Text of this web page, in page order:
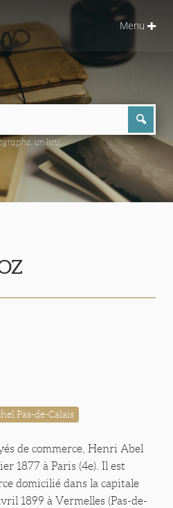
Menu
un lieu...
Pas-de-Calais
de commerce, Henri Abel
1877 à Paris (4e). Il est
domicilié dans la capitale
1899 à Vermelles (Pas-de-